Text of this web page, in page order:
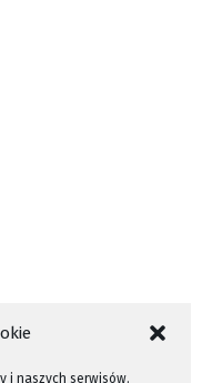
i naszych serwisów.